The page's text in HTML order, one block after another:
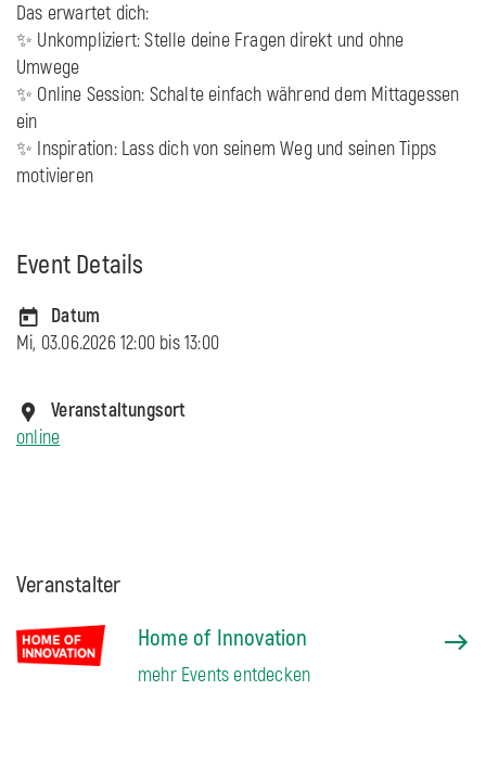
Das erwartet dich:
✨ Unkompliziert: Stelle deine Fragen direkt und ohne
Umwege
✨ Online Session: Schalte einfach während dem Mittagessen
ein
✨ Inspiration: Lass dich von seinem Weg und seinen Tipps
motivieren
Event Details
Datum
Mi, 03.06.2026 12:00 bis13:00
Veranstaltungsort
online
Veranstalter
Home of Innovation
mehr Events entdecken